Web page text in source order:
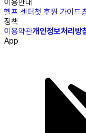
이용안내
헬프 센터첫 후원 가이드
정책
이용약관개인정보처리방
App